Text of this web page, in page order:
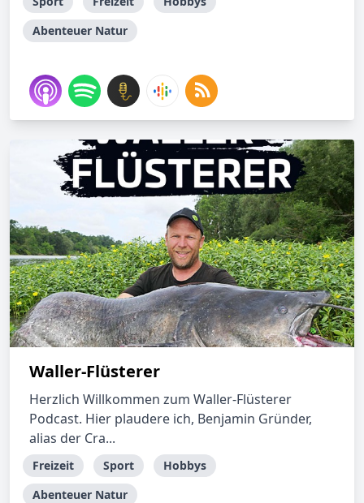
Abenteuer Natur
Waller-Flüsterer
Herzlich Willkommen zum Waller-Flüsterer
Podcast. Hier plaudere ich, Benjamin Gründer,
alias der Cra...
Freizeit Sport
Hobbys
Abenteuer Natur